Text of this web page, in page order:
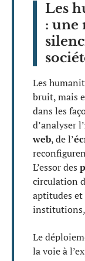
Les
: une
Les
bruit, mais
dans les
d’analyser l’
web, de l’
L’essor des
circulation
aptitudes
institutions,
Le
la voie à